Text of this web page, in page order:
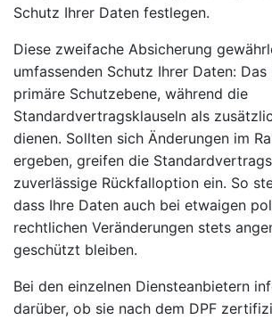
Schutz Ihrer Daten festlegen.
Diese zweifache Absicherung
umfassenden Schutz Ihrer Daten:
primäre Schutzebene, während die
Standardvertragsklauseln als
dienen. Sollten sich Änderungen im
ergeben, greifen die
zuverlässige Rückfalloption ein. So
dass Ihre Daten auch bei etwaigen
rechtlichen Veränderungen stets
geschützt bleiben.
Bei den einzelnen Diensteanbietern
darüber, ob sie nach dem DPF